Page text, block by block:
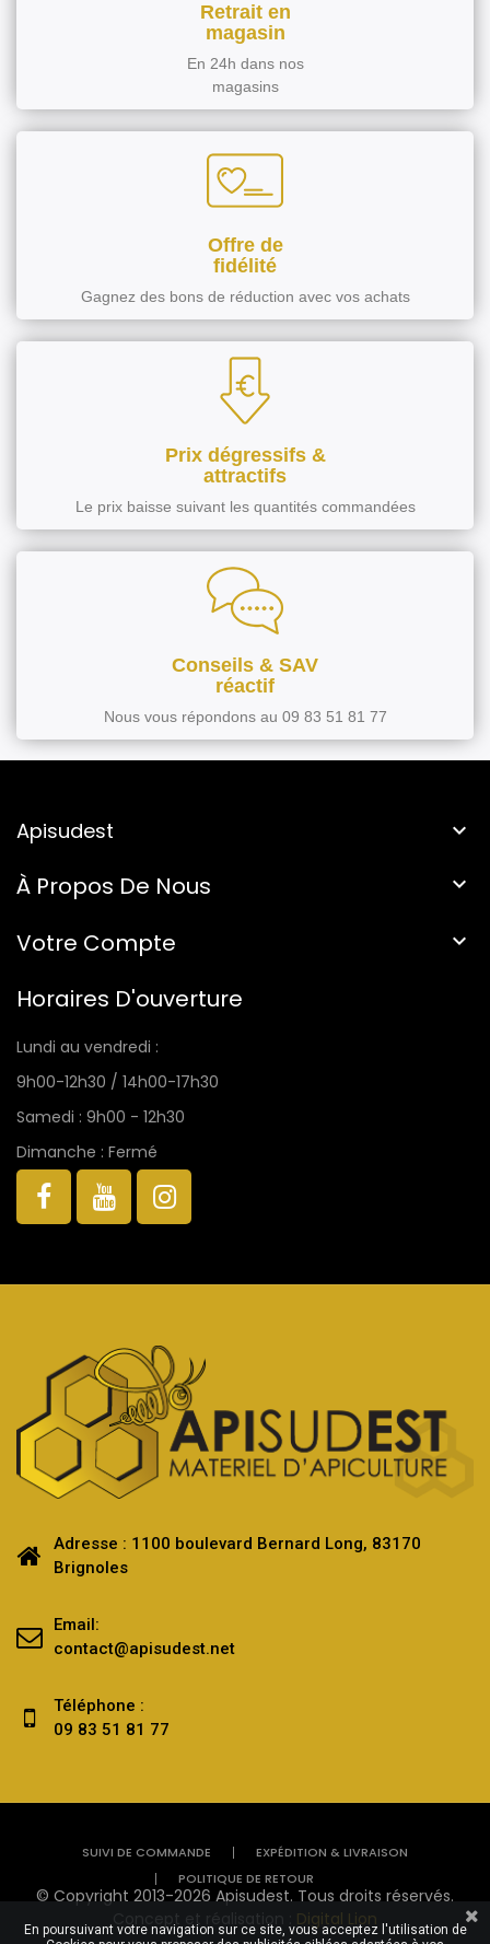
Retrait en
magasin
En 24h dans nos
magasins
Offre de
fidélité
Gagnez des bons de réduction avec vos achats
Prix dégressifs &
attractifs
Le prix baisse suivant les quantités commandées
Conseils & SAV
réactif
Nous vous répondons au 09 83 51 81 77
Apisudest 
À Propos De Nous 
Votre Compte 
Horaires D'ouverture
Lundi au vendredi :
9h00-12h30 / 14h00-17h30
Samedi : 9h00 - 12h30
Dimanche : Fermé
Adresse : 1100 boulevard Bernard Long, 83170
Brignoles
Email:
contact@apisudest.net
Téléphone :
09 83 51 81 77
SUIVI DE COMMANDE
EXPÉDITION & LIVRAISON
POLITIQUE DE RETOUR
© Copyright 2013-2026 Apisudest. Tous droits réservés.
Concept et réalisation : Digital Lion
En poursuivant votre navigation sur ce site, vous acceptez l'utilisation de